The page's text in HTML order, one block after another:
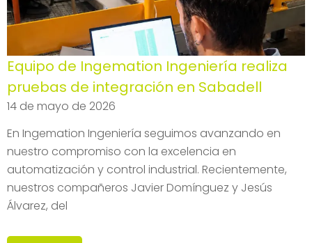
Equipo de Ingemation Ingeniería realiza
pruebas de integración en Sabadell
14 de mayo de 2026
En Ingemation Ingeniería seguimos avanzando en
nuestro compromiso con la excelencia en
automatización y control industrial. Recientemente,
nuestros compañeros Javier Domínguez y Jesús
Álvarez, del